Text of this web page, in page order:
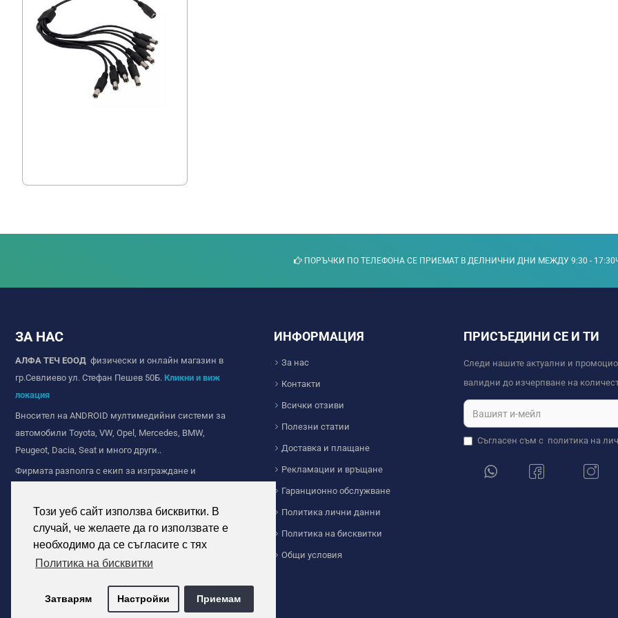
Този уеб сайт използва бисквитки. В
случай, че желаете да го използвате е
необходимо да се съгласите с тях
Политика на бисквитки
Затварям Настройки Приемам
ПОРЪЧКИ ПО ТЕЛЕФОНА СЕ ПРИЕМАТ В ДЕЛНИЧНИ ДНИ МЕЖДУ 9:30 -
ЗА НАС
АЛФА ТЕЧ ЕООД физически и онлайн магазин в
гр.Севлиево ул. Стефан Пешев 50Б. Кликни и виж
локация
Вносител на ANDROID мултимедийни системи за
автомобили Toyota, VW, Opel, Mercedes, BMW,
Peugeot, Dacia, Seat и много други..
Фирмата разполга с екип за изграждане и
ние сме с дългогодишен опит в сферата на
видеонаблюдението.
Продажба на соларно осветление за дома и
индустриална цел. Прожектори и челници с
ИНФОРМАЦИЯ
За нас
Контакти
Всички отзиви
Полезни статии
Доставка и плащане
Рекламации и връщане
Гаранционно обслужване
Политика лични данни
Политика на бисквитки
Общи условия
ПРИСЪЕДИНИ СЕ И ТИ
Следи нашите актуални и
валидни до изчерпване на
Съгласен съм с политика на